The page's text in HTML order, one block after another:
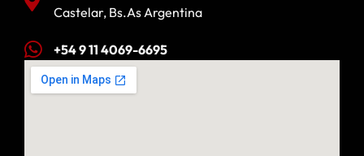
Castelar, Bs.As Argentina
+54 9 11 4069-6695